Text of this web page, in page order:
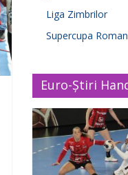
Liga Zimbrilor
Supercupa
Euro-Știri